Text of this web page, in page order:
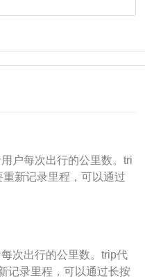
户每次出行的公里数。tri
新记录里程，可以通过
方式是百公里耗油量，
之后所跑的里程数，而这
行车距离，以方便你计算
次出行的公里数。trip代
记录里程，可以通过长按